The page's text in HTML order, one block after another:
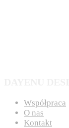
Współpraca
O nas
Kontakt